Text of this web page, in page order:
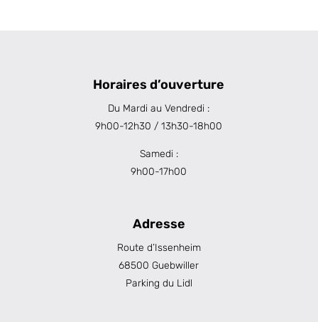
Horaires d’ouverture
Du Mardi au Vendredi :
9h00-12h30 / 13h30-18h00
Samedi :
9h00-17h00
Adresse
Route d’Issenheim
68500 Guebwiller
Parking du Lidl